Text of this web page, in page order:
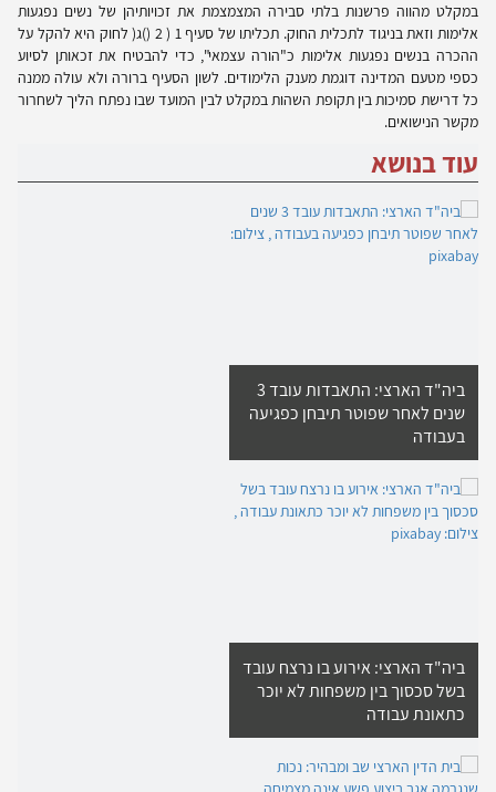
במקלט מהווה פרשנות בלתי סבירה המצמצמת את זכויותיהן של נשים נפגעות
אלימות וזאת בניגוד לתכלית החוק. תכליתו של סעיף 1 ( 2 ()ג( לחוק היא להקל על
ההכרה בנשים נפגעות אלימות כ"הורה עצמאי", כדי להבטיח את זכאותן לסיוע
כספי מטעם המדינה דוגמת מענק הלימודים. לשון הסעיף ברורה ולא עולה ממנה
כל דרישת סמיכות בין תקופת השהות במקלט לבין המועד שבו נפתח הליך לשחרור
מקשר הנישואים.
עוד בנושא
ביה"ד הארצי: התאבדות עובד 3
שנים לאחר שפוטר תיבחן כפגיעה
בעבודה
ביה"ד הארצי: אירוע בו נרצח עובד
בשל סכסוך בין משפחות לא יוכר
כתאונת עבודה